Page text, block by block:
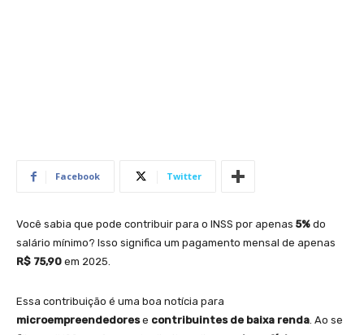
Facebook Twitter
Você sabia que pode contribuir para o INSS por apenas 5% do
salário mínimo? Isso significa um pagamento mensal de apenas
R$ 75,90 em 2025.
Essa contribuição é uma boa notícia para
microempreendedorese contribuintes de baixa renda. Ao se